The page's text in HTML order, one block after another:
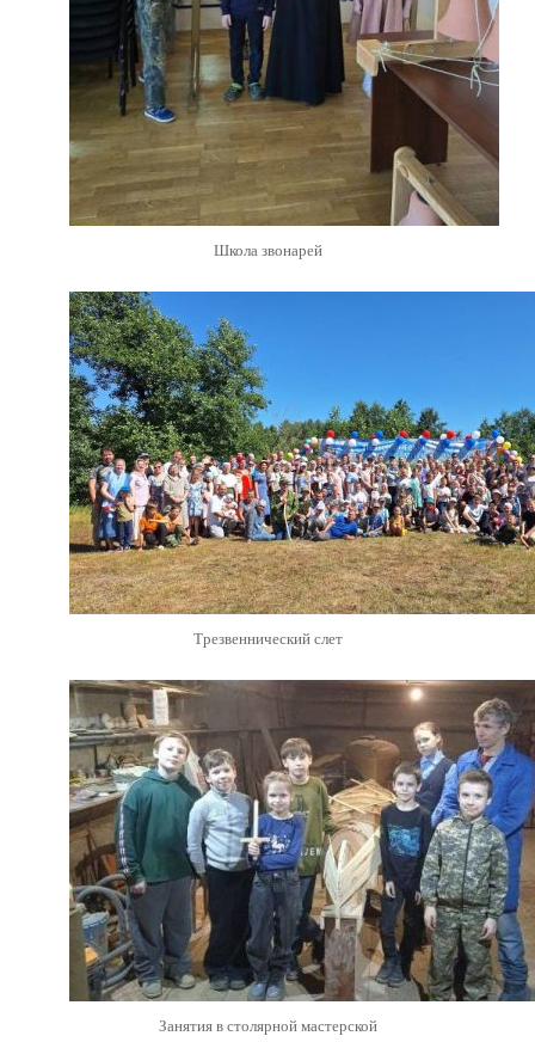
Школа звонарей
Трезвеннический слет
Занятия в столярной мастерской